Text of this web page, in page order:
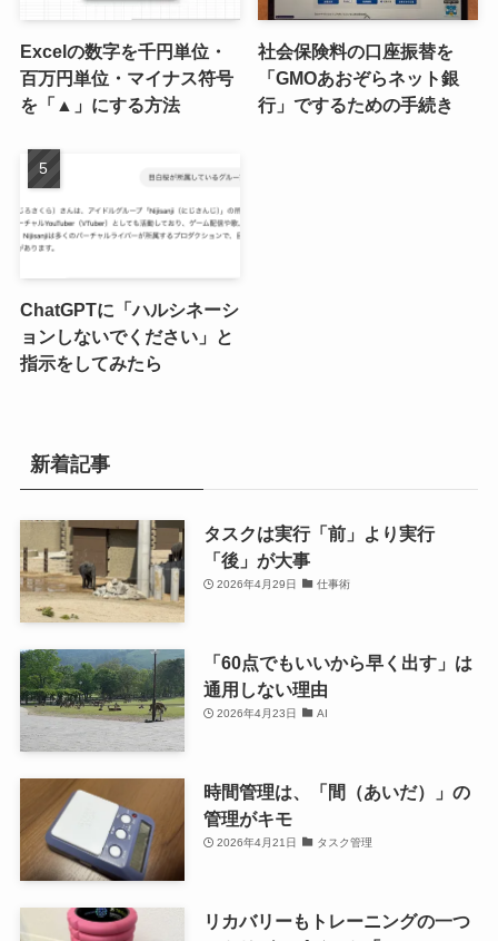
Excelの数字を千円単位・
百万円単位・マイナス符号
を「▲」にする方法
社会保険料の口座振替を
「GMOあおぞらネット銀
行」でするための手続き
ChatGPTに「ハルシネーシ
ョンしないでください」と
指示をしてみたら
新着記事
タスクは実行「前」より実行
「後」が大事
2026年4月29日 仕事術
「60点でもいいから早く出す」は
通用しない理由
2026年4月23日 AI
時間管理は、「間（あいだ）」の
管理がキモ
2026年4月21日 タスク管理
リカバリーもトレーニングの一つ